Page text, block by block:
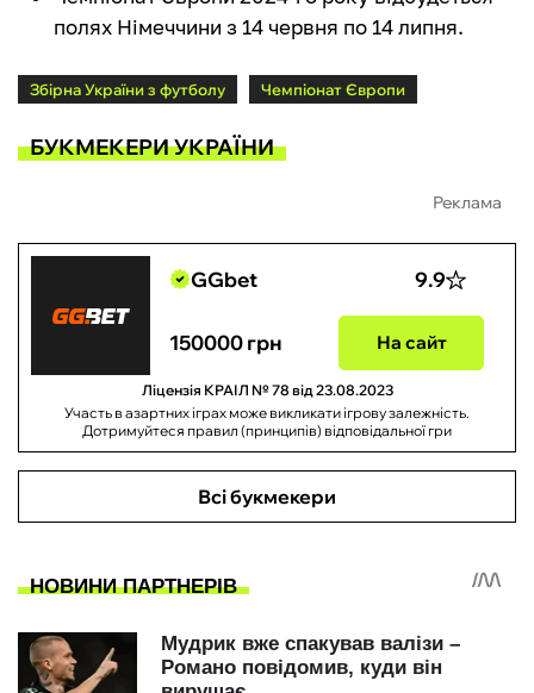
полях Німеччини з 14 червня по 14 липня.
Збірна України з футболу Чемпіонат Європи
БУКМЕКЕРИ УКРАЇНИ
Реклама
GGbet 9.9
150000 грн На сайт
Ліцензія КРАІЛ № 78 від 23.08.2023
Участь в азартних іграх може викликати ігрову залежність.
Дотримуйтеся правил (принципів) відповідальної гри
Всі букмекери